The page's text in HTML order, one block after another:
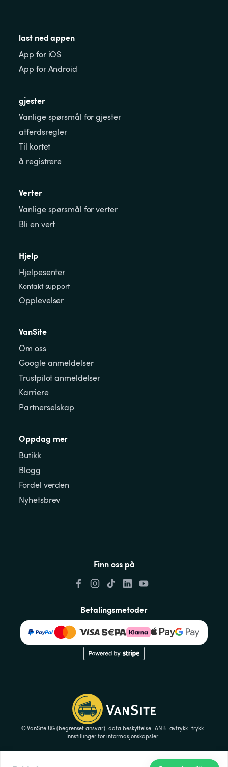
last ned appen
App for iOS
App for Android
gjester
Vanlige spørsmål for gjester
atferdsregler
Til kortet
å registrere
Verter
Vanlige spørsmål for verter
Bli en vert
Hjelp
Hjelpesenter
Kontakt support
Opplevelser
VanSite
Om oss
Google anmeldelser
Trustpilot anmeldelser
Karriere
Partnerselskap
Oppdag mer
Butikk
Blogg
Fordel verden
Nyhetsbrev
Finn oss på
Betalingsmetoder
© VanSite UG (begrenset ansvar) data beskyttelse ANB avtrykk trykk
Innstillinger for informasjonskapsler